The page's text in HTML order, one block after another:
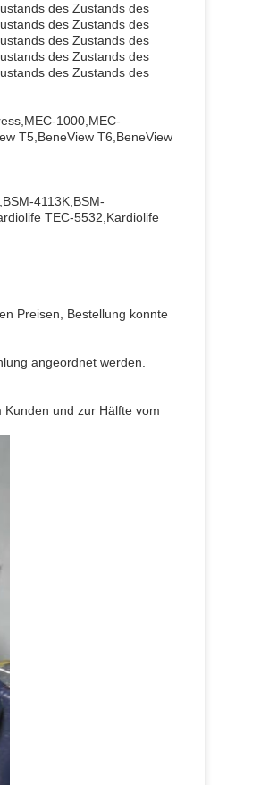
des Zustands des
des Zustands des
des Zustands des
des Zustands des
des Zustands des
1000,MEC-
T5,BeneView T6,BeneView
4113K,BSM-
TEC-5532,Kardiolife
Preisen, Bestellung konnte
angeordnet werden.
und zur Hälfte vom